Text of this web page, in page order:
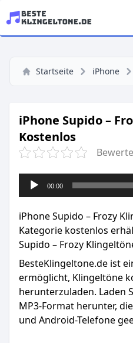
Startseite iPhone
iPhone Supido –
Kostenlos
Audio-
Player
00:00
iPhone Supido – Frozy
Kategorie kostenlos
Supido – Frozy
BesteKlingeltone.de ist
ermöglicht, Klingeltöne
herunterzuladen. Laden
MP3-Format herunter,
und Android-Telefone